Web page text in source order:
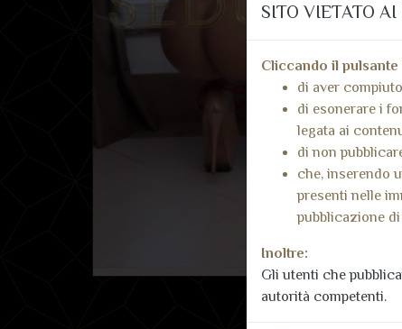
SITO VIETATO
Cliccando il pulsante
di aver
di esonerare i
legata ai
di non
che, inserendo
presenti nelle
pubblicazione
Inoltre:
Gli utenti che
autorità competenti.